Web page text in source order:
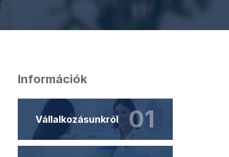
Információk
Vállalkozásunkról 01